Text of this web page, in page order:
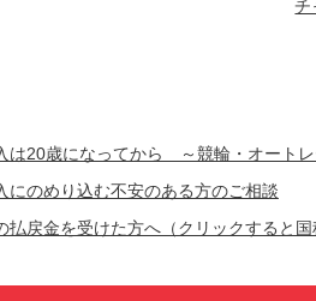
チ
は20歳になってから ～競輪・オート
にのめり込む不安のある方のご相談
払戻金を受けた方へ（クリックすると国